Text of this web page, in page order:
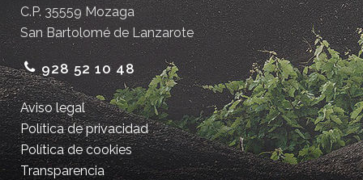
C.P. 35559 Mozaga
San Bartolomé de Lanzarote
928 52 10 48
Aviso legal
Política de privacidad
Política de cookies
Transparencia